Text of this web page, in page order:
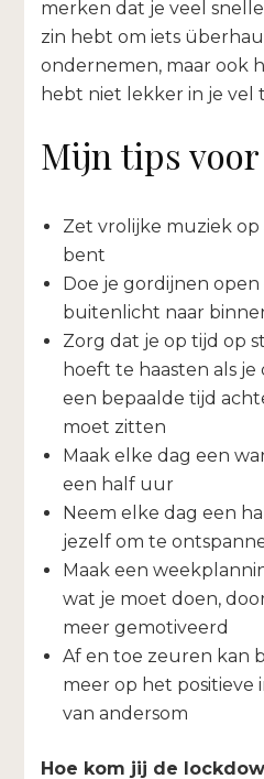
merken dat je veel
zin hebt om iets
ondernemen, maar ook
hebt niet lekker in je vel
Mijn tips
Zet vrolijke muziek
bent
Doe je gordijnen
buitenlicht naar
Zorg dat je op tijd op
hoeft te haasten als
een bepaalde tijd
moet zitten
Maak elke dag een
een half uur
Neem elke dag een
jezelf om te
Maak een
wat je moet doen,
meer gemotiveerd
Af en toe zeuren kan
meer op het positieve
van andersom
Hoe kom jij de